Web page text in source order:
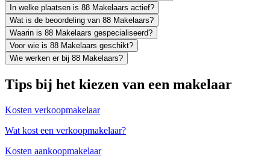
In welke plaatsen is 88 Makelaars actief?
Wat is de beoordeling van 88 Makelaars?
Waarin is 88 Makelaars gespecialiseerd?
Voor wie is 88 Makelaars geschikt?
Wie werken er bij 88 Makelaars?
Tips bij het kiezen van een makelaar
Kosten verkoopmakelaar
Wat kost een verkoopmakelaar?
Kosten aankoopmakelaar